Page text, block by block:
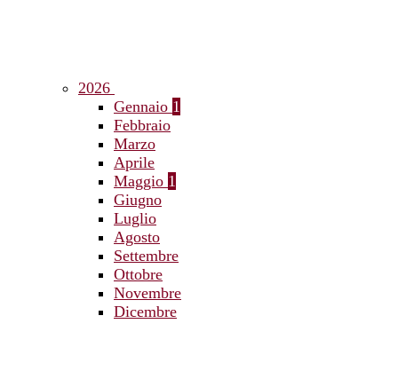
2026
Gennaio 1
Febbraio
Marzo
Aprile
Maggio 1
Giugno
Luglio
Agosto
Settembre
Ottobre
Novembre
Dicembre